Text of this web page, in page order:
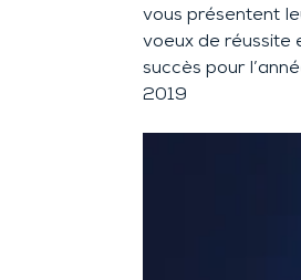
vous présentent
voeux de réussite
succès pour
2019